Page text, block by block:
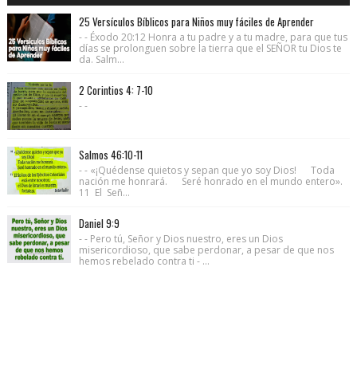
25 Versículos Bíblicos para Niños muy fáciles de Aprender
- - Éxodo 20:12 Honra a tu padre y a tu madre, para que tus
días se prolonguen sobre la tierra que el SEÑOR tu Dios te
da. Salm...
2 Corintios 4: 7-10
- -
Salmos 46:10-11
- - «¡Quédense quietos y sepan que yo soy Dios! Toda
nación me honrará. Seré honrado en el mundo entero».
11 El Señ...
Daniel 9:9
- - Pero tú, Señor y Dios nuestro, eres un Dios
misericordioso, que sabe perdonar, a pesar de que nos
hemos rebelado contra ti - ...